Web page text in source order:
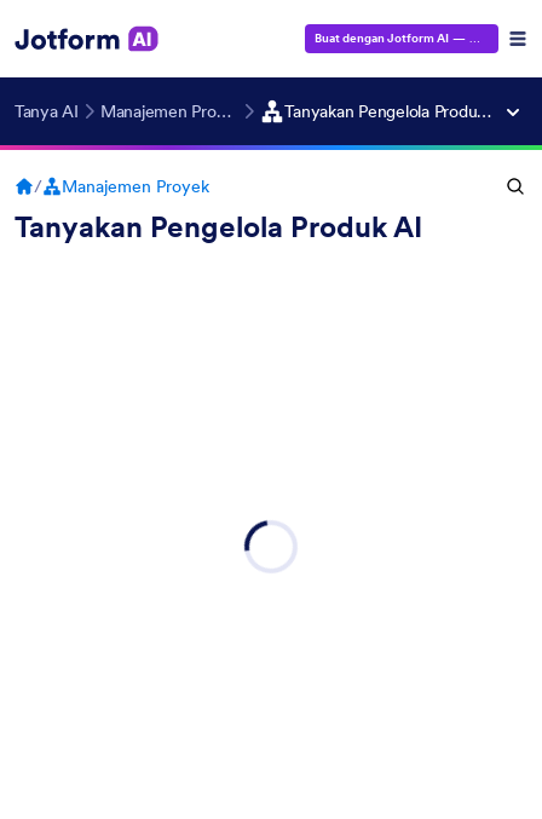
Buat dengan Jotform AI — Gratis!
Tanya AI Manajemen Proyek Tanyakan Pengelola Produk AI
/ Manajemen Proyek
Tanyakan Pengelola Produk AI